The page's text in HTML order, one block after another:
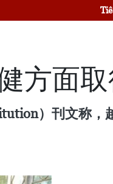
方面
）刊文称，